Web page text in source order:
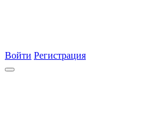
Войти Регистрация